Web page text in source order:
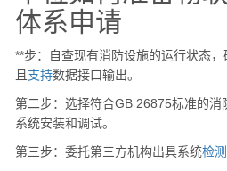
体系申请
**步：自查现有消防设施的运行状态，
且 支持数据接口输出。
第二步：选择符合GB 26875标准的
系统安装和调试。
第三步：委托第三方机构出具系统检测